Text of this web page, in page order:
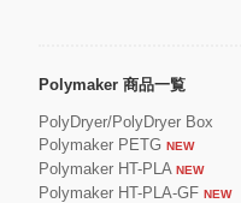
Polymaker 商品一覧
PolyDryer/PolyDryer Box
Polymaker PETG NEW
Polymaker HT-PLA NEW
Polymaker HT-PLA-GF NEW